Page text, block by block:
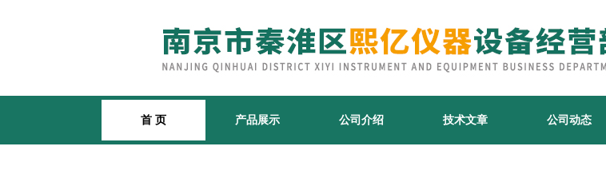
首 页 产品展示 公司介绍 技术文章 公司动态